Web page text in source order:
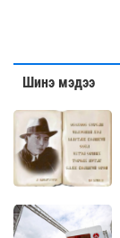
Шинэ мэдээ